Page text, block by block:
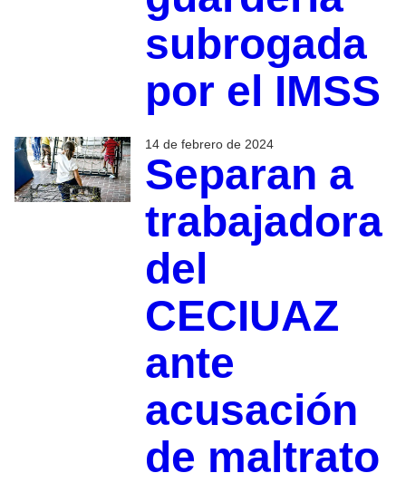
subrogada
por el IMSS
14 de febrero de 2024
Separan a
trabajadora
del
CECIUAZ
ante
acusación
de maltrato